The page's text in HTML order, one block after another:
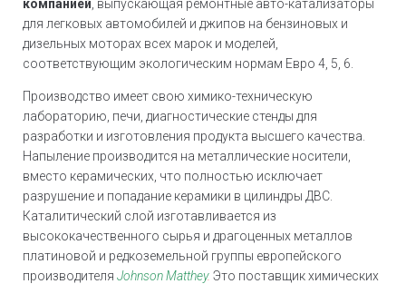
компанией , выпускающая ремонтные авто-катализаторы
для легковых автомобилей и джипов на бензиновых и
дизельных моторах всех марок и моделей,
соответствующим экологическим нормам Евро 4, 5, 6.
Производство имеет свою химико-техническую
лабораторию, печи, диагностические стенды для
разработки и изготовления продукта высшего качества.
Напыление производится на металлические носители,
вместо керамических, что полностью исключает
разрушение и попадание керамики в цилиндры ДВС.
Каталитический слой изготавливается из
высококачественного сырья и драгоценных металлов
платиновой и редкоземельной группы европейского
производителя Johnson Matthey. Это поставщик химических